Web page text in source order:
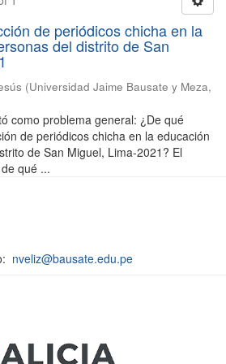
de periódicos chicha en la
del distrito de San
(Universidad Jaime Bausate y Meza,
como problema general: ¿De qué
de periódicos chicha en la educación
de San Miguel, Lima-2021? El
qué ...
nveliz@bausate.edu.pe